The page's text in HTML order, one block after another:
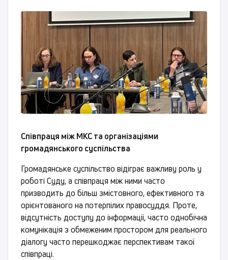
Співпраця між МКС та організаціями
громадянського суспільства
Громадянське суспільство відіграє важливу роль у
роботі Суду, а співпраця між ними часто
призводить до більш змістовного, ефективного та
орієнтованого на потерпілих правосуддя. Проте,
відсутність доступу до інформації, часто однобічна
комунікація з обмеженим простором для реального
діалогу часто перешкоджає перспективам такої
співпраці.